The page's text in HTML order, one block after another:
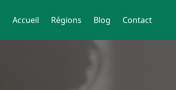
Accueil Régions Blog Contact